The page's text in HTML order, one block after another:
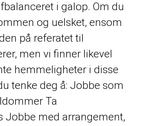
i galop. Om du
og uelsket, ensom
på referatet til
men vi finner likevel
hemmeligheter i disse
tenke deg å: Jobbe som
Ta
Jobbe med arrangement,